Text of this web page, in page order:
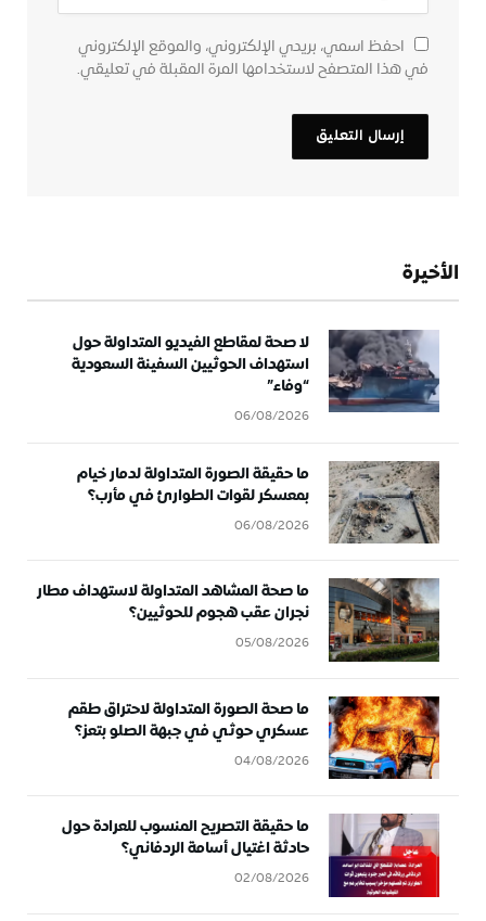
احفظ اسمي، بريدي الإلكتروني، والموقع الإلكتروني
في هذا المتصفح لاستخدامها المرة المقبلة في تعليقي.
الأخيرة
لا صحة لمقاطع الفيديو المتداولة حول
استهداف الحوثيين السفينة السعودية
“وفاء”
06/08/2026
ما حقيقة الصورة المتداولة لدمار خيام
بمعسكر لقوات الطوارئ في مأرب؟
06/08/2026
ما صحة المشاهد المتداولة لاستهداف مطار
نجران عقب هجوم للحوثيين؟
05/08/2026
ما صحة الصورة المتداولة لاحتراق طقم
عسكري حوثي في جبهة الصلو بتعز؟
04/08/2026
ما حقيقة التصريح المنسوب للعرادة حول
حادثة اغتيال أسامة الردفاني؟
02/08/2026